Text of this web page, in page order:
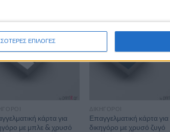
ΕΠΙΛΟΓΕΣ
κάρτα για
με μπλε & χρυσό
ΔΙΚΗΓΌΡΟΙ
Επαγγελματική κάρτα για
δικηγόρο με χρυσό ζυγό